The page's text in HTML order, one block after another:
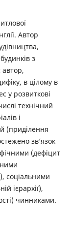
Автор
з
автор,
в цілому в
у розвиткові
технічний
і
(приділення
зв‘язок
(дефіцит
соціальними
ієрархії),
чинниками.